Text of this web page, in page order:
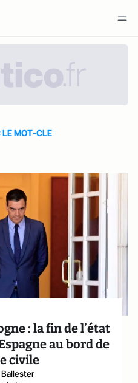
LE MOT-CLE
: la fin de l’état
au bord de
civile